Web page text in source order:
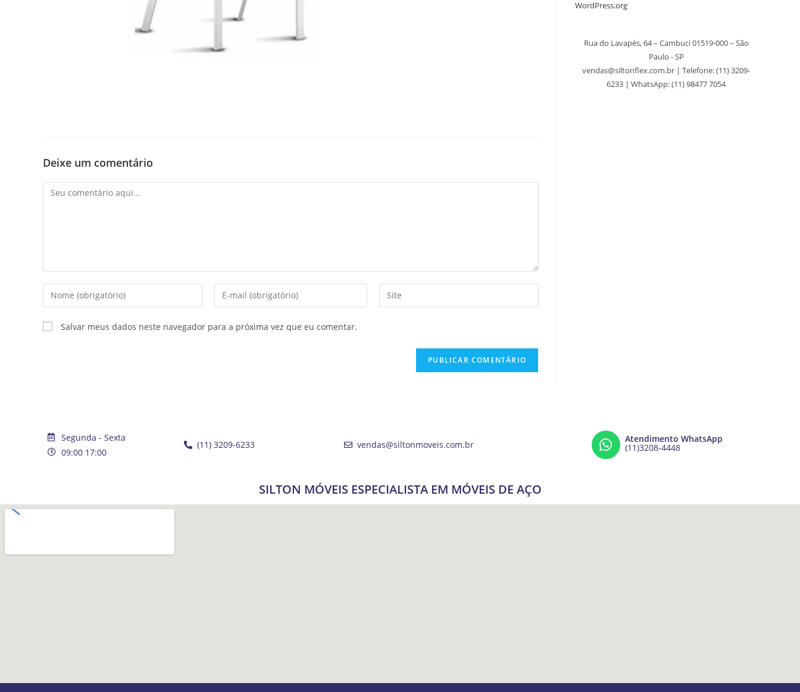
Deixe um comentário
Salvar meus dados neste navegador para a próxima vez que eu comentar.
WordPress.org
Rua do Lavapés, 64 – Cambuci 01519-000 – São
Paulo - SP
vendas@siltonflex.com.br | Telefone:(11) 3209-
6233 | WhatsApp: (11) 98477 7054
Segunda - Sexta
09:00 17:00
(11) 3209-6233 vendas@siltonmoveis.com.br
Atendimento WhatsApp
(11)3208-4448
SILTON MÓVEIS ESPECIALISTA EM MÓVEIS DE AÇO